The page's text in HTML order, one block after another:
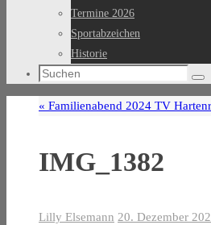
Termine 2026
Sportabzeichen
Historie
Suchen
« Familienabend 2024 TV
IMG_1382
Lilly Elsemann 20. Dezember